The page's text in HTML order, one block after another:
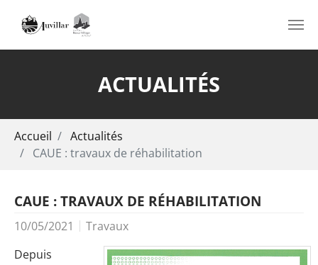
ACTUALITÉS
Accueil
Actualités
CAUE : travaux de réhabilitation
CAUE : TRAVAUX DE RÉHABILITATION
10/05/2021
Travaux
Depuis